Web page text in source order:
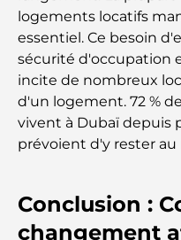
Restaurant de
gastronomie
Les marques de
définissent le luxe
gastronomique de
logements locatifs
essentiel. Ce besoin
sécurité d'occupation
incite de nombreux
d'un logement. 72 %
vivent à Dubaï depuis
prévoient d'y rester
Conclusion :
changement